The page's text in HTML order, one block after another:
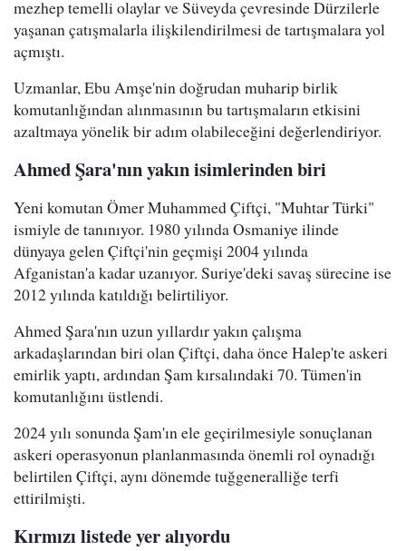
mezhep temelli olaylar ve Süveyda çevresinde Dürzilerle
yaşanan çatışmalarla ilişkilendirilmesi de tartışmalara yol
açmıştı.
Uzmanlar, Ebu Amşe'nin doğrudan muharip birlik
komutanlığından alınmasının bu tartışmaların etkisini
azaltmaya yönelik bir adım olabileceğini değerlendiriyor.
Ahmed Şara'nın yakın isimlerinden biri
Yeni komutan Ömer Muhammed Çiftçi, "Muhtar Türki"
ismiyle de tanınıyor. 1980 yılında Osmaniye ilinde
dünyaya gelen Çiftçi'nin geçmişi 2004 yılında
Afganistan'a kadar uzanıyor. Suriye'deki savaş sürecine ise
2012 yılında katıldığı belirtiliyor.
Ahmed Şara'nın uzun yıllardır yakın çalışma
arkadaşlarından biri olan Çiftçi, daha önce Halep'te askeri
emirlik yaptı, ardından Şam kırsalındaki 70. Tümen'in
komutanlığını üstlendi.
2024 yılı sonunda Şam'ın ele geçirilmesiyle sonuçlanan
askeri operasyonun planlanmasında önemli rol oynadığı
belirtilen Çiftçi, aynı dönemde tuğgeneralliğe terfi
ettirilmişti.
Kırmızı listede yer alıyordu